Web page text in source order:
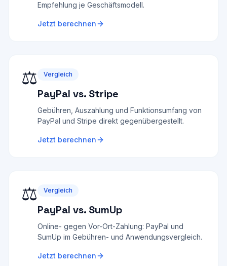
Empfehlung je Geschäftsmodell.
Jetzt berechnen
⚖️ Vergleich
PayPal vs. Stripe
Gebühren, Auszahlung und Funktionsumfang von
PayPal und Stripe direkt gegenübergestellt.
Jetzt berechnen
⚖️ Vergleich
PayPal vs. SumUp
Online- gegen Vor-Ort-Zahlung: PayPal und
SumUp im Gebühren- und Anwendungsvergleich.
Jetzt berechnen